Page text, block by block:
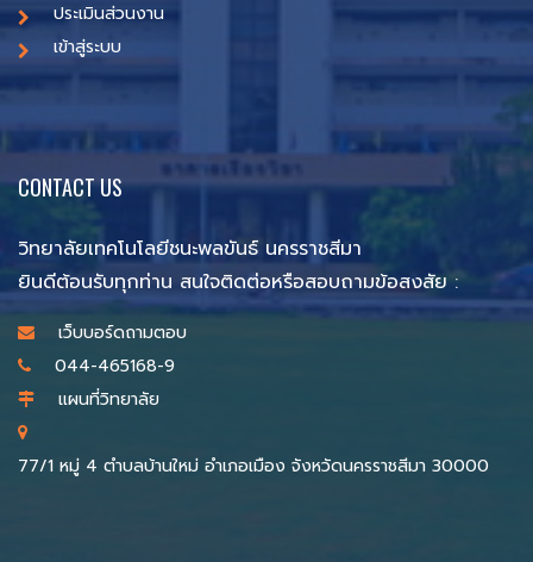
ประเมินส่วนงาน
เข้าสู่ระบบ
CONTACT US
วิทยาลัยเทคโนโลยีชนะพลขันธ์ นครราชสีมา
ยินดีต้อนรับทุกท่าน สนใจติดต่อหรือสอบถามข้อสงสัย :
เว็บบอร์ดถามตอบ
044-465168-9
แผนที่วิทยาลัย
77/1 หมู่ 4 ตำบลบ้านใหม่ อำเภอเมือง จังหวัดนครราชสีมา 30000